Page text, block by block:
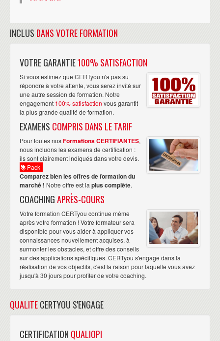
INCLUS DANS VOTRE FORMATION
VOTRE GARANTIE100% SATISFACTION
Si vous estimez que CERTyou n'a pas su
répondre à votre attente, vous serez invité sur
une autre session de formation. Notre
engagement 100% satisfaction vous garantit
la plus grande qualité de formation.
EXAMENS COMPRIS DANS LE TARIF
Pour toutes nosFormations CERTIFIANTES,
nous incluons les examens de certification :
ils sont clairement indiqués dans votre devis.
Pack
Comparez bien les offres de formation du
marché ! Notre offre est la plus complète.
COACHINGAPRÈS-COURS
Votre formation CERTyou continue même
après votre formation ! Votre formateur sera
disponible pour vous aider à appliquer vos
connaissances nouvellement acquises, à
surmonter les obstacles, et offre des conseils
sur des applications spécifiques. CERTyou s'engage dans la
réalisation de vos objectifs, c'est la raison pour laquelle vous avez
jusqu'à 30 jours pour profiter de votre coaching.
QUALITECERTYOU S'ENGAGE
CERTIFICATION QUALIOPI